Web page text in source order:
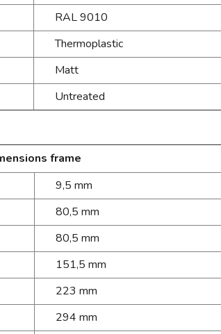
RAL 9010
Thermoplastic
Matt
Untreated
frame
9,5 mm
80,5 mm
80,5 mm
151,5 mm
223 mm
294 mm